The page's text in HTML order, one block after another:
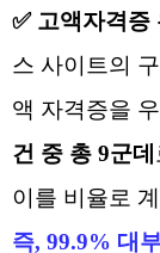
✅ 고액자격
스 사이트의
액 자격증을
건 중 총 9군데
이를 비율로
즉, 99.9% 대